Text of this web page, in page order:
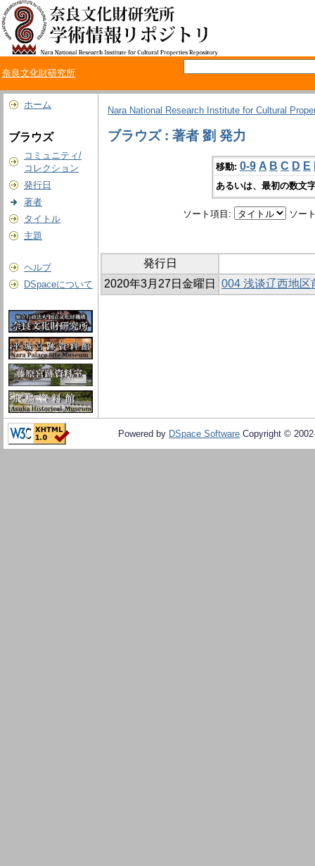
奈良文化財研究所
ホーム
ブラウズ
コミュニティ/
コレクション
発行日
著者
タイトル
主題
ヘルプ
DSpaceについて
Nara National Research Institute for Cultural
ブラウズ : 著者 劉 発力
移動: 0-9 A B C D E
あるいは、最初の数文
ソート項目: ソー
発行日
2020年3月27日金曜日
004 浅谈辽西地区
Powered by DSpace Software Copyright ©